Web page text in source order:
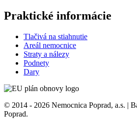
Praktické informácie
Tlačivá na stiahnutie
Areál nemocnice
Straty a nálezy
Podnety
Dary
© 2014 - 2026 Nemocnica Poprad, a.s. |
Poprad.